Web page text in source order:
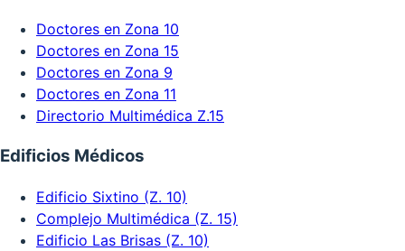
Doctores en Zona 10
Doctores en Zona 15
Doctores en Zona 9
Doctores en Zona 11
Directorio Multimédica Z.15
Edificios Médicos
Edificio Sixtino (Z. 10)
Complejo Multimédica (Z. 15)
Edificio Las Brisas (Z. 10)